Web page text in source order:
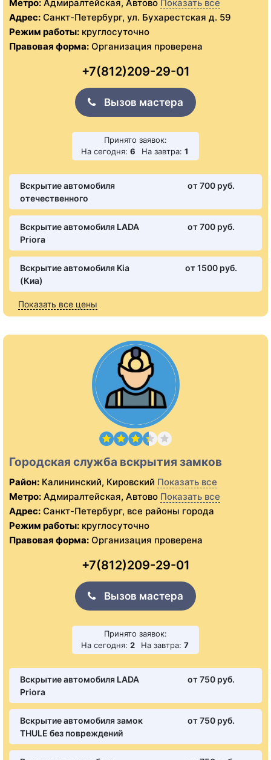
Метро: Адмиралтейская, Автово Показать все
Адрес: Санкт-Петербург, ул. Бухарестская д. 59
Режим работы: круглосуточно
Правовая форма: Организация проверена
+7(812)209-29-01
Вызов мастера
Принято заявок:
На сегодня: 6 На завтра: 1
Вскрытие автомобиля
отечественного
от 700 pуб.
Вскрытие автомобиля LADA
Priora
от 700 pуб.
Вскрытие автомобиля Kia
(Киа)
от 1500 pуб.
Показать все цены
Городская служба вскрытия замков
Район: Калининский, Кировский Показать все
Метро: Адмиралтейская, Автово Показать все
Адрес: Санкт-Петербург, все районы города
Режим работы: круглосуточно
Правовая форма: Организация проверена
+7(812)209-29-01
Вызов мастера
Принято заявок:
На сегодня: 2 На завтра: 7
Вскрытие автомобиля LADA
Priora
от 750 pуб.
Вскрытие автомобиля замок
THULE без повреждений
от 750 pуб.